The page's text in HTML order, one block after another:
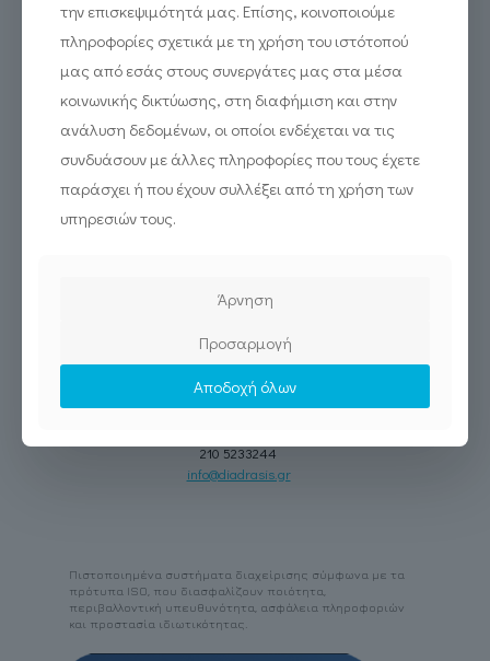
210 5233244
info@diadrasis.gr
Πιστοποιημένα συστήματα διαχείρισης σύμφωνα με τα
πρότυπα ISO, που διασφαλίζουν ποιότητα,
περιβαλλοντική υπευθυνότητα, ασφάλεια πληροφοριών
και προστασία ιδιωτικότητας.
την επισκεψιμότητά μας. Επίσης, κοινοποιούμε
πληροφορίες σχετικά με τη χρήση του ιστότοπού
μας από εσάς στους συνεργάτες μας στα μέσα
κοινωνικής δικτύωσης, στη διαφήμιση και στην
ανάλυση δεδομένων, οι οποίοι ενδέχεται να τις
συνδυάσουν με άλλες πληροφορίες που τους έχετε
παράσχει ή που έχουν συλλέξει από τη χρήση των
υπηρεσιών τους.
Άρνηση
Προσαρμογή
Αποδοχή όλων